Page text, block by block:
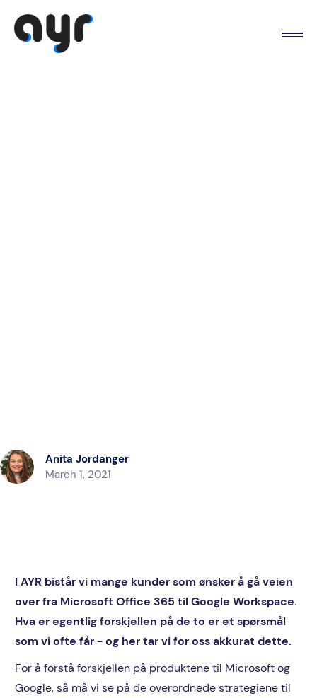
Anita Jordanger
March 1, 2021
I AYR bistår vi mange kunder som ønsker å gå veien
over fra Microsoft Office 365 til Google Workspace.
Hva er egentlig forskjellen på de to er et spørsmål
som vi ofte får - og her tar vi for oss akkurat dette.
For å forstå forskjellen på produktene til Microsoft og
Google, så må vi se på de overordnede strategiene til